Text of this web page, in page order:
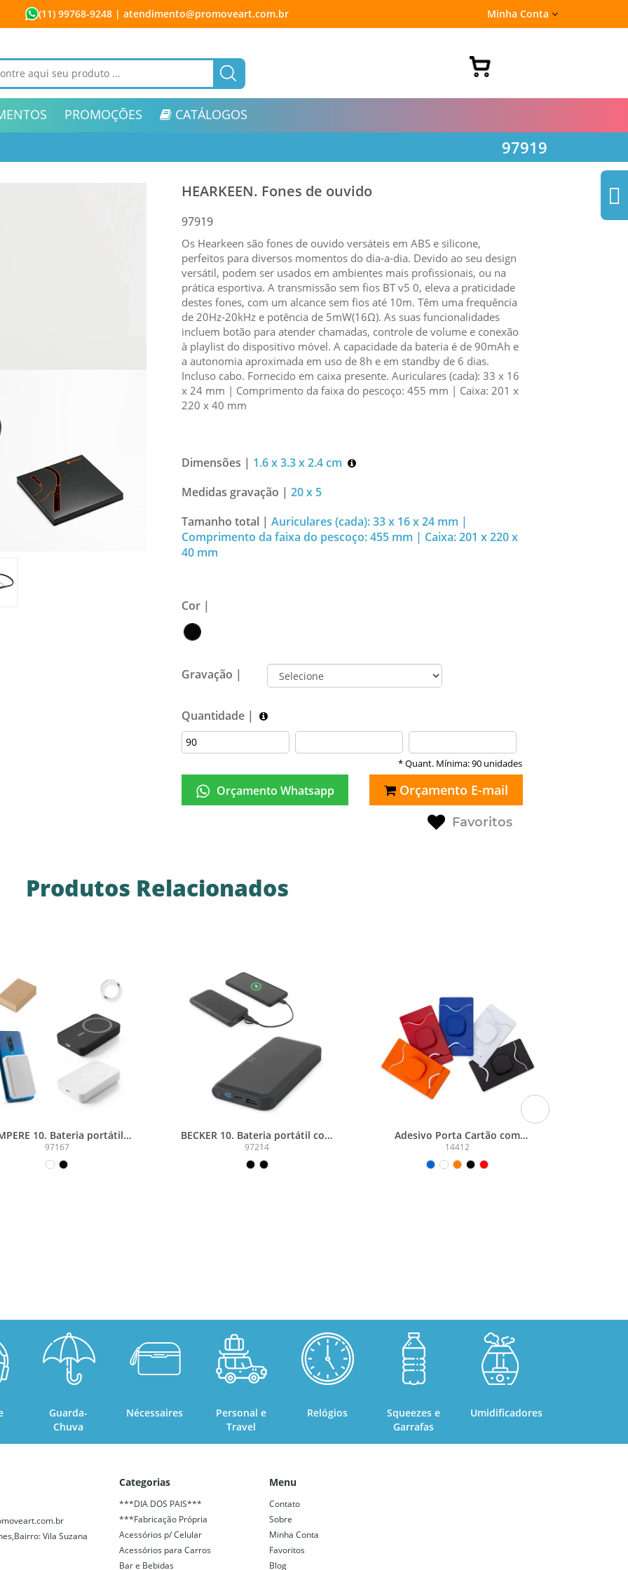
(11) 99768-9248 | atendimento@promoveart.com.br Minha Conta
PROMOÇÕES CATÁLOGOS
97919
HEARKEEN. Fones de ouvido
97919
Os Hearkeen são fones de ouvido versáteis em ABS e silicone,
perfeitos para diversos momentos do dia-a-dia. Devido ao seu design
versátil, podem ser usados em ambientes mais profissionais, ou na
prática esportiva. A transmissão sem fios BT v5 0, eleva a praticidade
destes fones, com um alcance sem fios até 10m. Têm uma frequência
de 20Hz-20kHz e potência de 5mW(16Ω). As suas funcionalidades
incluem botão para atender chamadas, controle de volume e conexão
à playlist do dispositivo móvel. A capacidade da bateria é de 90mAh e
a autonomia aproximada em uso de 8h e em standby de 6 dias.
Incluso cabo. Fornecido em caixa presente. Auriculares (cada): 33 x 16
x 24 mm | Comprimento da faixa do pescoço: 455 mm | Caixa: 201 x
220 x 40 mm
Dimensões | 1.6 x 3.3 x 2.4 cm
Medidas gravação | 20 x 5
Tamanho total | Auriculares (cada): 33 x 16 x 24 mm |
Comprimento da faixa do pescoço: 455 mm | Caixa: 201 x 220 x
40 mm
Cor |
Gravação |
Quantidade |
* Quant. Mínima: 90 unidades
Orçamento Whatsapp Orçamento E-mail
Favoritos
Produtos Relacionados
10. Bateria portátil
com carregador por
super-rápido (10 000
em ABS 100% reciclado
97167
BECKER 10. Bateria portátil com
carregador por indução super-
rápido (10 000 mAh), em ABS
100% reciclado
97214
Adesivo Porta Cartão com
Suporte para Celular
14412
Guarda-
Chuva
Nécessaires
Personal e
Travel
Relógios
Squeezes e
Garrafas
Umidificadores
Vila Suzana
Categorias
***DIA DOS PAIS***
***Fabricação Própria
Acessórios p/ Celular
Acessórios para Carros
Bar e Bebidas
Menu
Contato
Sobre
Minha Conta
Favoritos
Blog